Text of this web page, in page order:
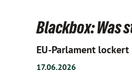
Blackbox: Was
EU-Parlament
17.06.2026